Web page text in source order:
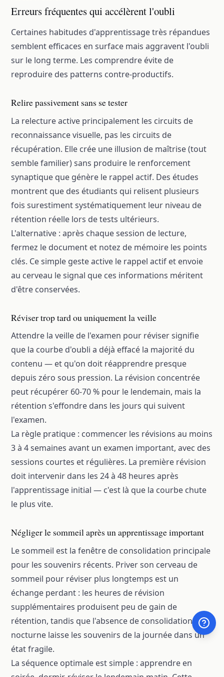
Erreurs fréquentes qui accélèrent l'oubli
Certaines habitudes d'apprentissage très répandues
semblent efficaces en surface mais aggravent l'oubli
sur le long terme. Les comprendre évite de
reproduire des patterns contre-productifs.
Relire passivement sans se tester
La relecture active principalement les circuits de
reconnaissance visuelle, pas les circuits de
récupération. Elle crée une illusion de maîtrise (tout
semble familier) sans produire le renforcement
synaptique que génère le rappel actif. Des études
montrent que des étudiants qui relisent plusieurs
fois surestiment systématiquement leur niveau de
rétention réelle lors de tests ultérieurs.
L'alternative : après chaque session de lecture,
fermez le document et notez de mémoire les points
clés. Ce simple geste active le rappel actif et envoie
au cerveau le signal que ces informations méritent
d'être conservées.
Réviser trop tard ou uniquement la veille
Attendre la veille de l'examen pour réviser signifie
que la courbe d'oubli a déjà effacé la majorité du
contenu — et qu'on doit réapprendre presque
depuis zéro sous pression. La révision concentrée
peut récupérer 60-70 % pour le lendemain, mais la
rétention s'effondre dans les jours qui suivent
l'examen.
La règle pratique : commencer les révisions au moins
3 à 4 semaines avant un examen important, avec des
sessions courtes et régulières. La première révision
doit intervenir dans les 24 à 48 heures après
l'apprentissage initial — c'est là que la courbe chute
le plus vite.
Négliger le sommeil après un apprentissage important
Le sommeil est la fenêtre de consolidation principale
pour les souvenirs récents. Priver son cerveau de
sommeil pour réviser plus longtemps est un
échange perdant : les heures de révision
supplémentaires produisent peu de gain de
rétention, tandis que l'absence de consolidation
nocturne laisse les souvenirs de la journée dans un
état fragile.
La séquence optimale est simple : apprendre en